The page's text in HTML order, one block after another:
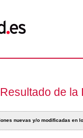
Resultado de la
nuevas y/o modificadas en